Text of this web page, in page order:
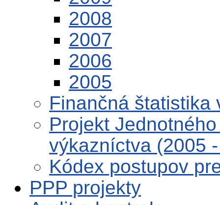
2008
2007
2006
2005
Finančná štatistika
Projekt
výkazníctva (2005
Kódex postupov
PPP projekty